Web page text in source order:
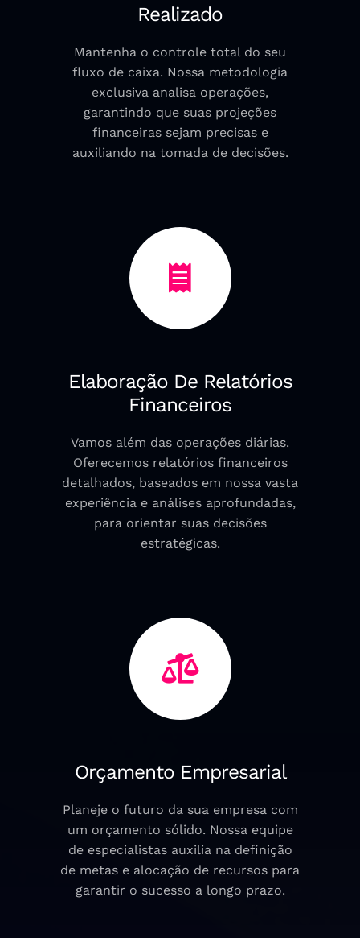
Realizado
Mantenha o controle total do seu
fluxo de caixa. Nossa metodologia
exclusiva analisa operações,
garantindo que suas projeções
financeiras sejam precisas e
auxiliando na tomada de decisões.
Elaboração De Relatórios
Financeiros
Vamos além das operações diárias.
Oferecemos relatórios financeiros
detalhados, baseados em nossa vasta
experiência e análises aprofundadas,
para orientar suas decisões
estratégicas.
Orçamento Empresarial
Planeje o futuro da sua empresa com
um orçamento sólido. Nossa equipe
de especialistas auxilia na definição
de metas e alocação de recursos para
garantir o sucesso a longo prazo.